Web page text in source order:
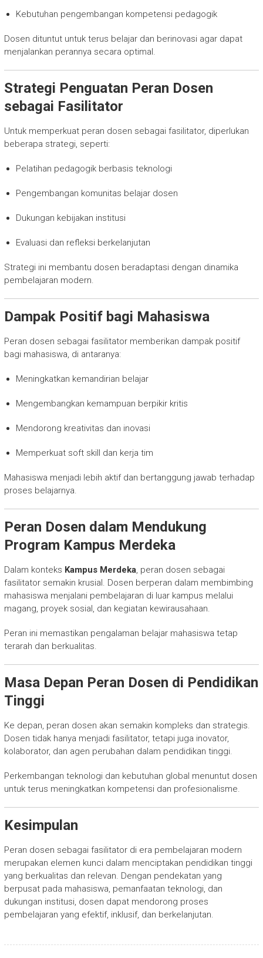
Kebutuhan pengembangan kompetensi pedagogik
Dosen dituntut untuk terus belajar dan berinovasi agar dapat
menjalankan perannya secara optimal.
Strategi Penguatan Peran Dosen
sebagai Fasilitator
Untuk memperkuat peran dosen sebagai fasilitator, diperlukan
beberapa strategi, seperti:
Pelatihan pedagogik berbasis teknologi
Pengembangan komunitas belajar dosen
Dukungan kebijakan institusi
Evaluasi dan refleksi berkelanjutan
Strategi ini membantu dosen beradaptasi dengan dinamika
pembelajaran modern.
Dampak Positif bagi Mahasiswa
Peran dosen sebagai fasilitator memberikan dampak positif
bagi mahasiswa, di antaranya:
Meningkatkan kemandirian belajar
Mengembangkan kemampuan berpikir kritis
Mendorong kreativitas dan inovasi
Memperkuat soft skill dan kerja tim
Mahasiswa menjadi lebih aktif dan bertanggung jawab terhadap
proses belajarnya.
Peran Dosen dalam Mendukung
Program Kampus Merdeka
Dalam konteks Kampus Merdeka, peran dosen sebagai
fasilitator semakin krusial. Dosen berperan dalam membimbing
mahasiswa menjalani pembelajaran di luar kampus melalui
magang, proyek sosial, dan kegiatan kewirausahaan.
Peran ini memastikan pengalaman belajar mahasiswa tetap
terarah dan berkualitas.
Masa Depan Peran Dosen di Pendidikan
Tinggi
Ke depan, peran dosen akan semakin kompleks dan strategis.
Dosen tidak hanya menjadi fasilitator, tetapi juga inovator,
kolaborator, dan agen perubahan dalam pendidikan tinggi.
Perkembangan teknologi dan kebutuhan global menuntut dosen
untuk terus meningkatkan kompetensi dan profesionalisme.
Kesimpulan
Peran dosen sebagai fasilitator di era pembelajaran modern
merupakan elemen kunci dalam menciptakan pendidikan tinggi
yang berkualitas dan relevan. Dengan pendekatan yang
berpusat pada mahasiswa, pemanfaatan teknologi, dan
dukungan institusi, dosen dapat mendorong proses
pembelajaran yang efektif, inklusif, dan berkelanjutan.